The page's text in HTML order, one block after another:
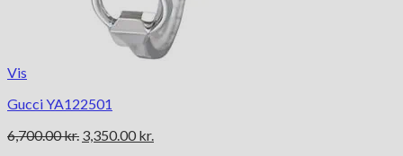
Vis
Gucci YA122501
6,700.00kr. Den
3,350.00 kr.